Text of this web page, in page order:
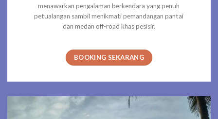
menawarkan pengalaman berkendara yang penuh
petualangan sambil menikmati pemandangan pantai
dan medan off-road khas pesisir.
BOOKING SEKARANG